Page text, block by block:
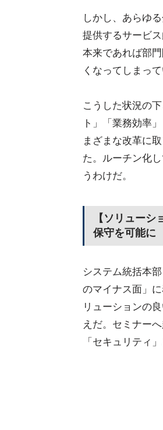
しかし、あらゆ
提供するサービ
本来であれば部
くなってしまって
こうした状況の
ト」「業務効率
まざまな改革に
た。ルーチン化
うわけだ。
【ソリュー
保守を可能に
システム統括本
のマイナス面」
リューションの
えだ。セミナー
「セキュリティ